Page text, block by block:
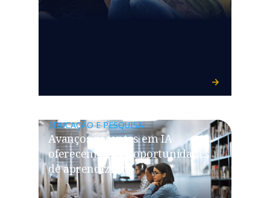
EDUCAÇÃO E PESQUISA
Avanços recentes em IA
oferecem novas oportunidades
de aprendizado.